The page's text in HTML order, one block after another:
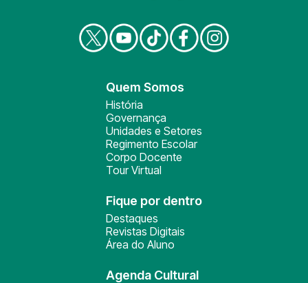
Quem Somos
História
Governança
Unidades e Setores
Regimento Escolar
Corpo Docente
Tour Virtual
Fique por dentro
Destaques
Revistas Digitais
Área do Aluno
Agenda Cultural